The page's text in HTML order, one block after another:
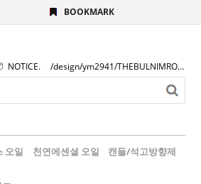
BOOKMARK
NOTICE. /design/ym2941/THEBULNIMROGO.png
오일 천연에센셜 오일 캔들/석고방향제